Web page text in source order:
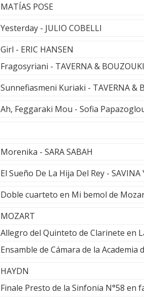
MATÍAS POSE
Yesterday - JULIO COBELLI
Girl - ERIC HANSEN
Fragosyriani - TAVERNA & BOUZOUKI
Sunnefiasmeni Kuriaki - TAVERNA &
Ah, Feggaraki Mou - Sofia
Morenika - SARA SABAH
El Sueño De La Hija Del Rey - SAVINA
Doble cuarteto en Mi bemol de
MOZART
Allegro del Quinteto de Clarinete en
Ensamble de Cámara de la
HAYDN
Finale Presto de la Sinfonia N°58 en